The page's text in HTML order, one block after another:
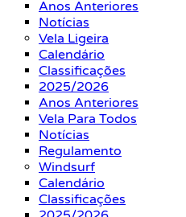
Anos Anteriores
Notícias
Vela Ligeira
Calendário
Classificações
2025/2026
Anos Anteriores
Vela Para Todos
Notícias
Regulamento
Windsurf
Calendário
Classificações